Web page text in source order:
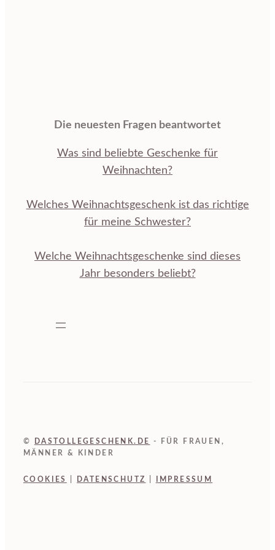
Die neuesten Fragen beantwortet
Was sind beliebte Geschenke für
Weihnachten?
Welches Weihnachtsgeschenk ist das richtige
für meine Schwester?
Welche Weihnachtsgeschenke sind dieses
Jahr besonders beliebt?
© DASTOLLEGESCHENK.DE
- FÜR FRAUEN,
MÄNNER & KINDER
COOKIES DATENSCHUTZ IMPRESSUM